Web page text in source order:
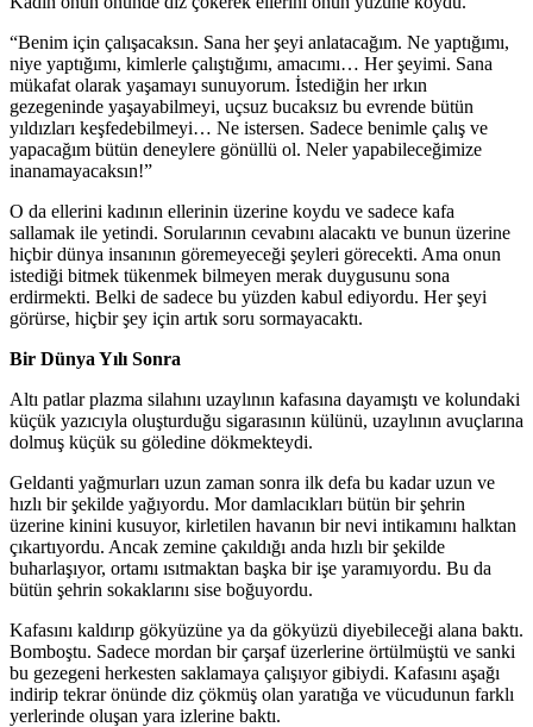
“Benim için çalışacaksın. Sana her şeyi anlatacağım. Ne yaptığımı,
niye yaptığımı, kimlerle çalıştığımı, amacımı… Her şeyimi. Sana
mükafat olarak yaşamayı sunuyorum. İstediğin her ırkın
gezegeninde yaşayabilmeyi, uçsuz bucaksız bu evrende bütün
yıldızları keşfedebilmeyi… Ne istersen. Sadece benimle çalış ve
yapacağım bütün deneylere gönüllü ol. Neler yapabileceğimize
inanamayacaksın!”
O da ellerini kadının ellerinin üzerine koydu ve sadece kafa
sallamak ile yetindi. Sorularının cevabını alacaktı ve bunun üzerine
hiçbir dünya insanının göremeyeceği şeyleri görecekti. Ama onun
istediği bitmek tükenmek bilmeyen merak duygusunu sona
erdirmekti. Belki de sadece bu yüzden kabul ediyordu. Her şeyi
görürse, hiçbir şey için artık soru sormayacaktı.
Bir Dünya Yılı Sonra
Altı patlar plazma silahını uzaylının kafasına dayamıştı ve kolundaki
küçük yazıcıyla oluşturduğu sigarasının külünü, uzaylının avuçlarına
dolmuş küçük su göledine dökmekteydi.
Geldanti yağmurları uzun zaman sonra ilk defa bu kadar uzun ve
hızlı bir şekilde yağıyordu. Mor damlacıkları bütün bir şehrin
üzerine kinini kusuyor, kirletilen havanın bir nevi intikamını halktan
çıkartıyordu. Ancak zemine çakıldığı anda hızlı bir şekilde
buharlaşıyor, ortamı ısıtmaktan başka bir işe yaramıyordu. Bu da
bütün şehrin sokaklarını sise boğuyordu.
Kafasını kaldırıp gökyüzüne ya da gökyüzü diyebileceği alana baktı.
Bomboştu. Sadece mordan bir çarşaf üzerlerine örtülmüştü ve sanki
bu gezegeni herkesten saklamaya çalışıyor gibiydi. Kafasını aşağı
indirip tekrar önünde diz çökmüş olan yaratığa ve vücudunun farklı
yerlerinde oluşan yara izlerine baktı.